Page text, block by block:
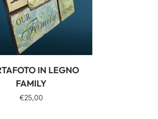
IN LEGNO
FAMILY
€25,00